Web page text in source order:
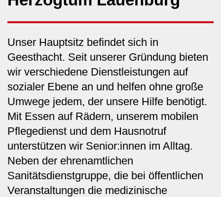
Unser Hauptsitz befindet sich in
Geesthacht. Seit unserer Gründung bieten
wir verschiedene Dienstleistungen auf
sozialer Ebene an und helfen ohne große
Umwege jedem, der unsere Hilfe benötigt.
Mit Essen auf Rädern, unserem mobilen
Pflegedienst und dem Hausnotruf
unterstützen wir Senior:innen im Alltag.
Neben der ehrenamtlichen
Sanitätsdienstgruppe, die bei öffentlichen
Veranstaltungen die medizinische